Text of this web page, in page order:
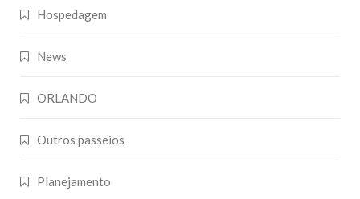
Hospedagem
News
ORLANDO
Outros passeios
Planejamento